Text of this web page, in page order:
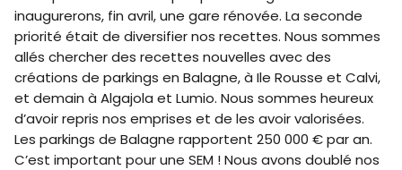
inaugurerons, fin avril, une gare rénovée. La seconde
priorité était de diversifier nos recettes. Nous sommes
allés chercher des recettes nouvelles avec des
créations de parkings en Balagne, à Ile Rousse et Calvi,
et demain à Algajola et Lumio. Nous sommes heureux
d’avoir repris nos emprises et de les avoir valorisées.
Les parkings de Balagne rapportent 250 000 € par an.
C’est important pour une SEM ! Nous avons doublé nos